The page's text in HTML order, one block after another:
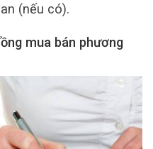
(nếu có).
mua bán phương